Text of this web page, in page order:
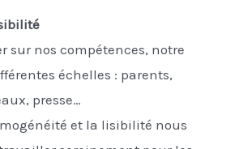
sur nos compétences, notre
échelles : parents,
presse…
et la lisibilité nous